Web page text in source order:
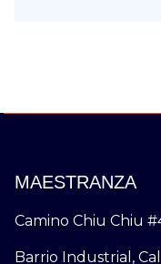
MAESTRANZA
Camino Chiu Chiu
Barrio Industrial,